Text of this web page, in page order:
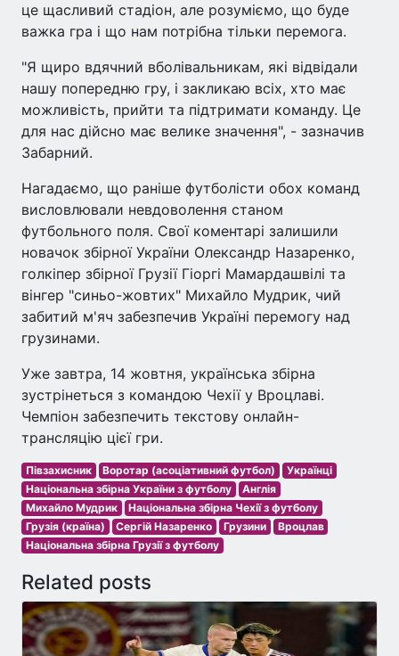
це щасливий стадіон, але розуміємо, що буде
важка гра і що нам потрібна тільки перемога.
"Я щиро вдячний вболівальникам, які відвідали
нашу попередню гру, і закликаю всіх, хто має
можливість, прийти та підтримати команду. Це
для нас дійсно має велике значення", - зазначив
Забарний.
Нагадаємо, що раніше футболісти обох команд
висловлювали невдоволення станом
футбольного поля. Свої коментарі залишили
новачок збірної України Олександр Назаренко,
голкіпер збірної Грузії Гіоргі Мамардашвілі та
вінгер "синьо-жовтих" Михайло Мудрик, чий
забитий м'яч забезпечив Україні перемогу над
грузинами.
Уже завтра, 14 жовтня, українська збірна
зустрінеться з командою Чехії у Вроцлаві.
Чемпіон забезпечить текстову онлайн-
трансляцію цієї гри.
Півзахисник Воротар (асоціативний футбол)
Українці
Національна збірна України з футболу
Англія
Михайло Мудрик
Національна збірна Чехії з футболу
Грузія (країна)
Сергій Назаренко Грузини
Вроцлав
Національна збірна Грузії з футболу
Related posts